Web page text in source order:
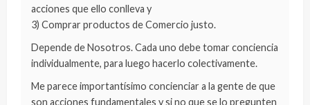
acciones que ello conlleva y
3) Comprar productos de Comercio justo.
Depende de Nosotros. Cada uno debe tomar conciencia
individualmente, para luego hacerlo colectivamente.
Me parece importantísimo concienciar a la gente de que
son acciones fundamentales y si no que se lo pregunten